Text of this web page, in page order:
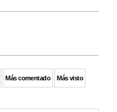
Más comentado Más visto